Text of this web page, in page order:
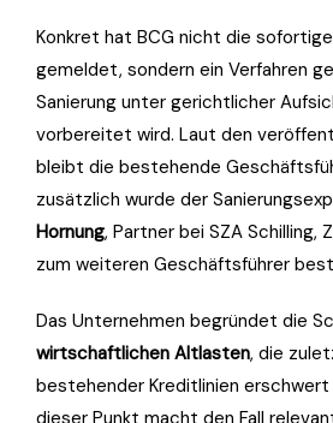
Konkret hat BCG nicht die
gemeldet, sondern ein Verfahren
Sanierung unter gerichtlicher
vorbereitet wird. Laut den
bleibt die bestehende
zusätzlich wurde der
Hornung, Partner bei SZA Schilling,
zum weiteren Geschäftsführer
Das Unternehmen begründet die
wirtschaftlichen Altlasten, die
bestehender Kreditlinien